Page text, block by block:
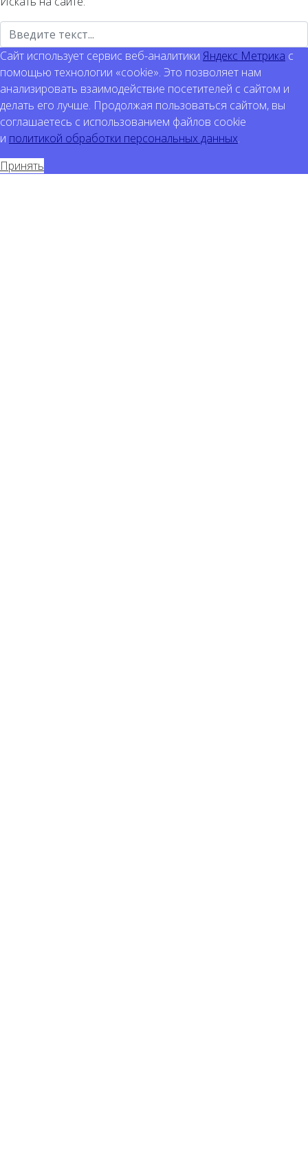
Сайт использует сервис веб-аналитики Яндекс Метрика с
помощью технологии «cookie». Это позволяет нам
анализировать взаимодействие посетителей с сайтом и
делать его лучше. Продолжая пользоваться сайтом, вы
соглашаетесь с использованием файлов cookie
и политикой обработки персональных данных.
Принять